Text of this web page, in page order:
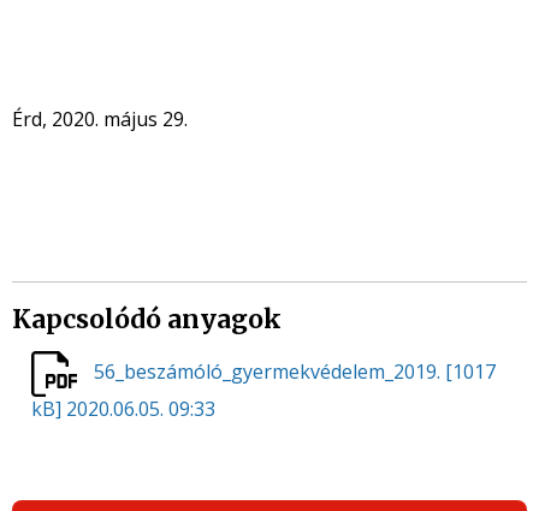
Érd, 2020. május 29.
Kapcsolódó anyagok
56_beszámóló_gyermekvédelem_2019. [1017
kB] 2020.06.05. 09:33